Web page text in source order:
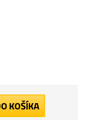
KOŠÍKA